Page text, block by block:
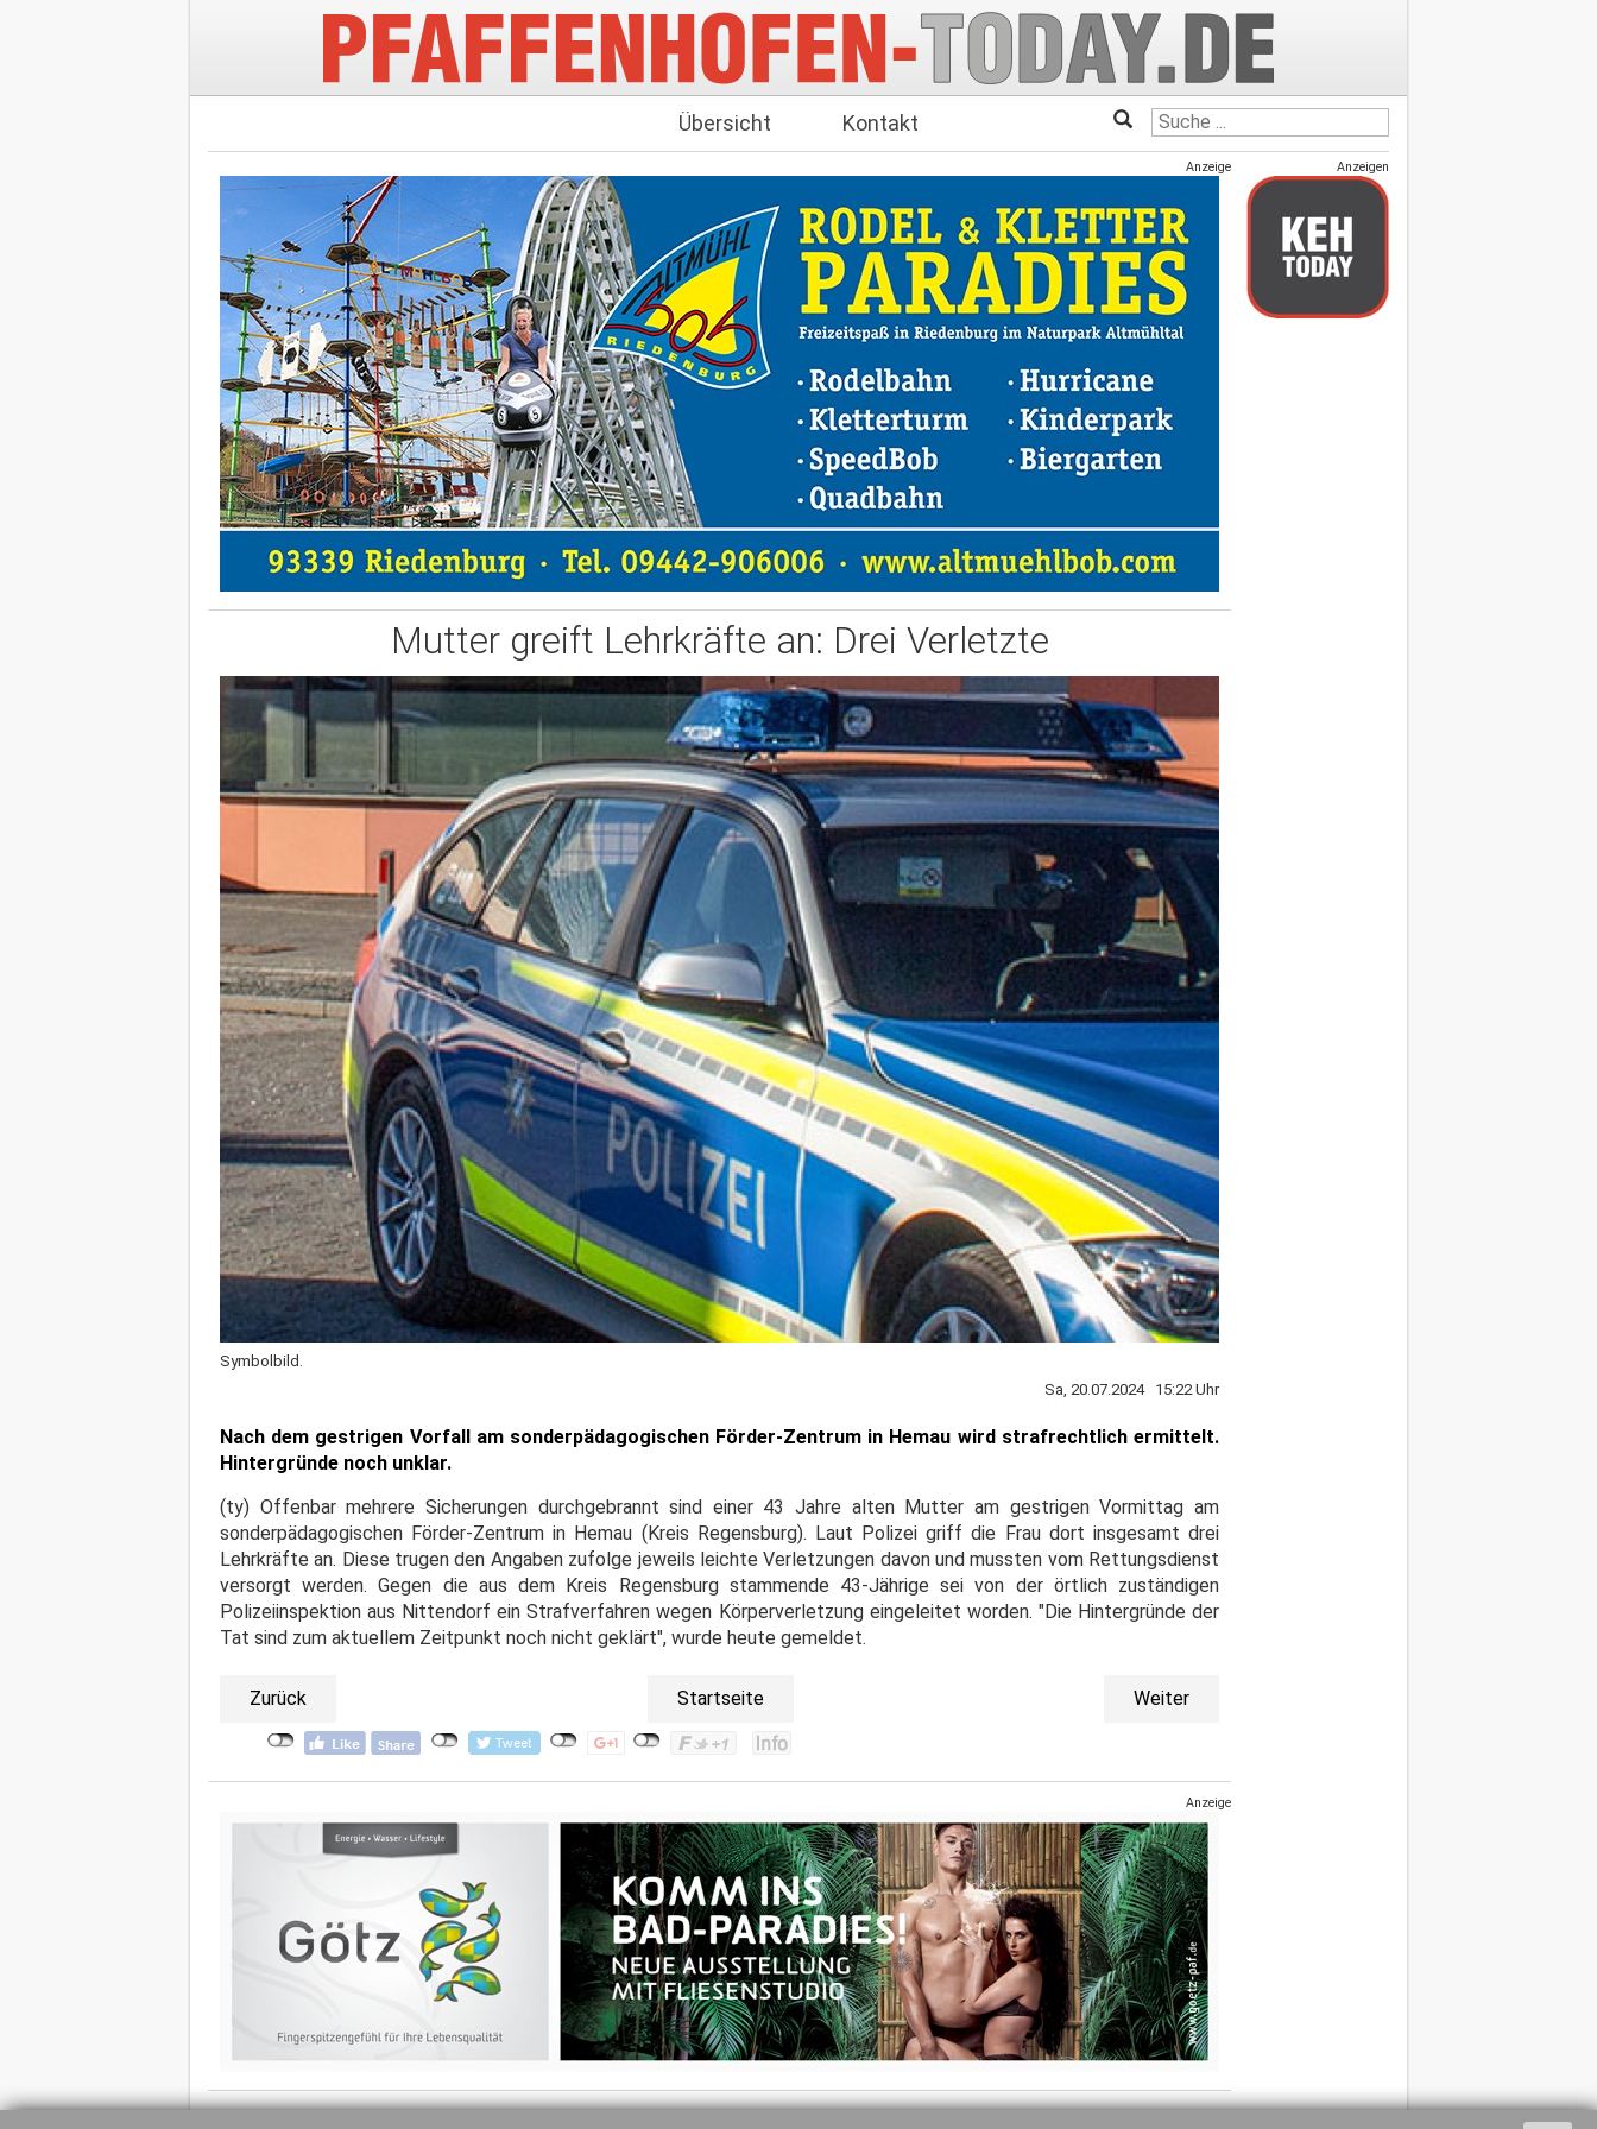
Übersicht Kontakt
Anzeige
Mutter greift Lehrkräfte an: Drei Verletzte
Symbolbild.
Sa, 20.07.2024 15:22 Uhr
Nach dem gestrigen Vorfall am sonderpädagogischen Förder-Zentrum in Hemau wird strafrechtlich ermittelt.
Hintergründe noch unklar.
(ty) Offenbar mehrere Sicherungen durchgebrannt sind einer 43 Jahre alten Mutter am gestrigen Vormittag am
sonderpädagogischen Förder-Zentrum in Hemau (Kreis Regensburg). Laut Polizei griff die Frau dort insgesamt drei
Lehrkräfte an. Diese trugen den Angaben zufolge jeweils leichte Verletzungen davon und mussten vom Rettungsdienst
versorgt werden. Gegen die aus dem Kreis Regensburg stammende 43-Jährige sei von der örtlich zuständigen
Polizeiinspektion aus Nittendorf ein Strafverfahren wegen Körperverletzung eingeleitet worden. "Die Hintergründe der
Tat sind zum aktuellem Zeitpunkt noch nicht geklärt", wurde heute gemeldet.
Zurück Startseite Weiter
Anzeige
Anzeigen